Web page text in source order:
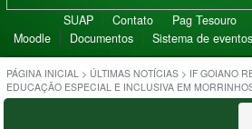
SUAP Contato Pag Tesouro
Moodle
Documentos Sistema de eventos
PÁGINA INICIAL > ÚLTIMAS NOTÍCIAS > IF GOIANO
EDUCAÇÃO ESPECIAL E INCLUSIVA EM